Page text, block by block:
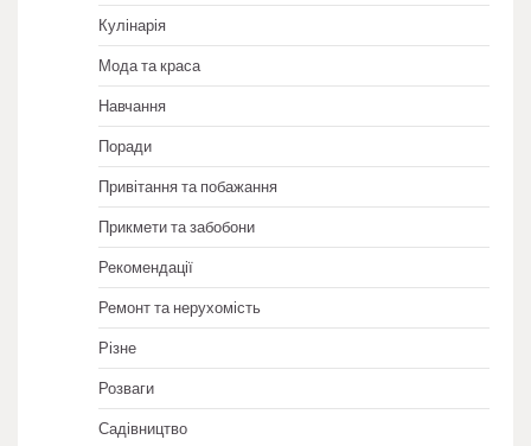
Кулінарія
Мода та краса
Навчання
Поради
Привітання та побажання
Прикмети та забобони
Рекомендації
Ремонт та нерухомість
Різне
Розваги
Садівництво